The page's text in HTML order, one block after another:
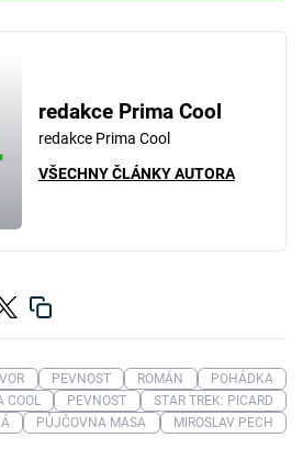
redakce Prima Cool
redakce Prima Cool
VŠECHNY ČLÁNKY AUTORA
PEVNOST ROMÁN
POHÁDKA
COOL
PEVNOST
STAR TREK: PICARD
PŮJČOVNA MASA MIROSLAV PECH